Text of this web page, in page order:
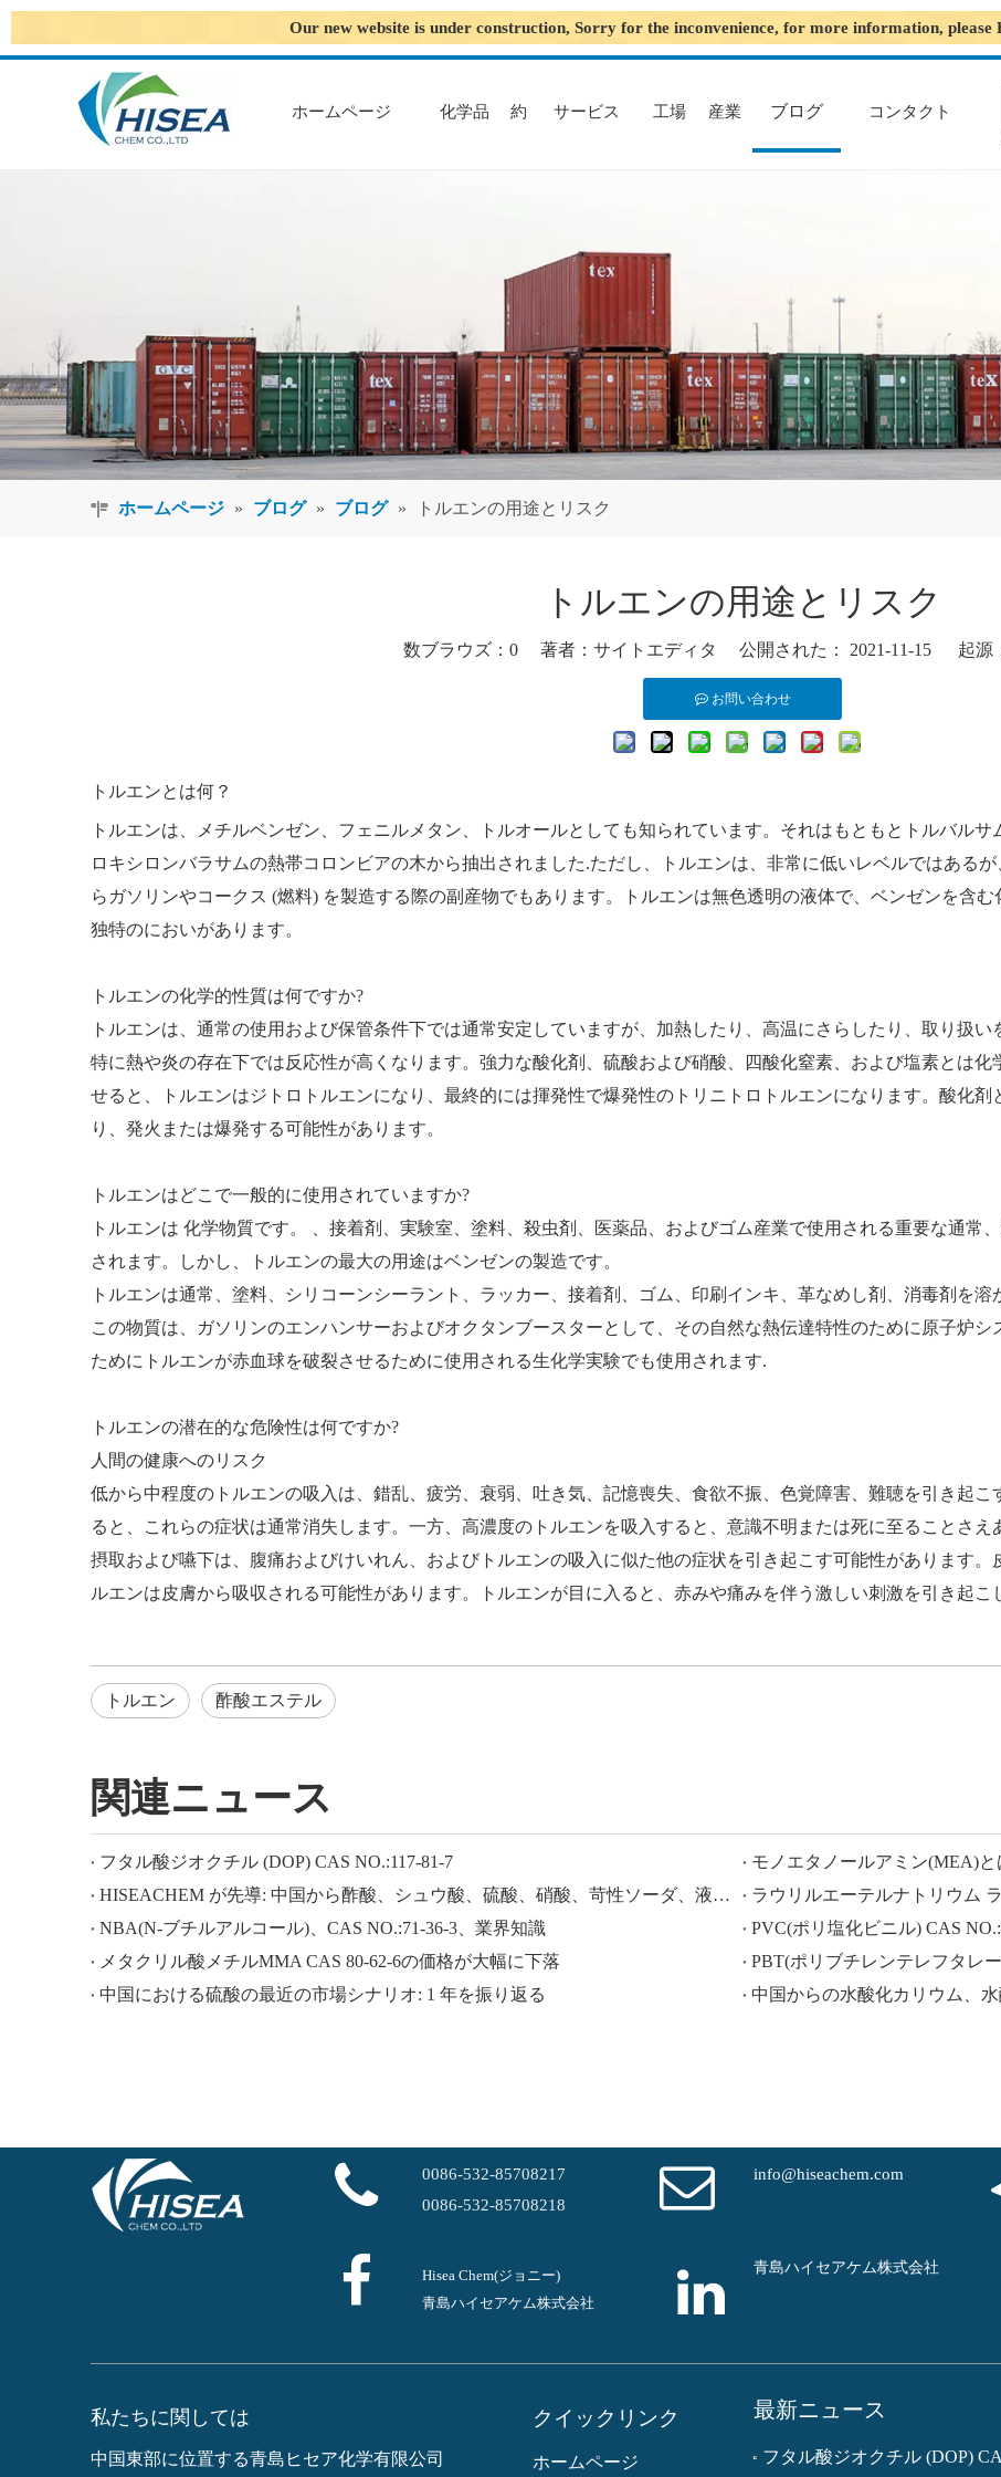
Our new website is under construction, Sorry for the inconvenience, for more information, please
ホームページ 化学品 約 サービス 工場 産業 ブログ コンタクト
ホームページ » ブログ » ブログ » トルエンの用途とリスク
トルエンの用途とリスク
数ブラウズ： 0 著者：サイトエディタ 公開された： 2021-11-15 起源
お問い合わせ
トルエンとは何？
トルエンは、メチルベンゼン、フェニルメタン、トルオールとしても知られています。それはもともとトルバル
ロキシロンバラサムの熱帯コロンビアの木から抽出されました.ただし、トルエンは、非常に低いレベルではある
らガソリンやコークス (燃料) を製造する際の副産物でもあります。トルエンは無色透明の液体で、ベンゼンを含
独特のにおいがあります。
トルエンの化学的性質は何ですか?
トルエンは、通常の使用および保管条件下では通常安定していますが、加熱したり、高温にさらしたり、取り扱い
特に熱や炎の存在下では反応性が高くなります。強力な酸化剤、硫酸および硝酸、四酸化窒素、および塩素とは
せると、トルエンはジトロトルエンになり、最終的には揮発性で爆発性のトリニトロトルエンになります。酸化
り、発火または爆発する可能性があります。
トルエンはどこで一般的に使用されていますか?
トルエンは 化学物質です。
、接着剤、実験室、塗料、殺虫剤、医薬品、およびゴム産業で使用される重要な通常
されます。しかし、トルエンの最大の用途はベンゼンの製造です。
トルエンは通常、塗料、シリコーンシーラント、ラッカー、接着剤、ゴム、印刷インキ、革なめし剤、消毒剤を溶
この物質は、ガソリンのエンハンサーおよびオクタンブースターとして、その自然な熱伝達特性のために原子炉
ためにトルエンが赤血球を破裂させるために使用される生化学実験でも使用されます.
トルエンの潜在的な危険性は何ですか?
人間の健康へのリスク
低から中程度のトルエンの吸入は、錯乱、疲労、衰弱、吐き気、記憶喪失、食欲不振、色覚障害、難聴を引き起
ると、これらの症状は通常消失します。一方、高濃度のトルエンを吸入すると、意識不明または死に至ることさえ
摂取および嚥下は、腹痛およびけいれん、およびトルエンの吸入に似た他の症状を引き起こす可能性があります
ルエンは皮膚から吸収される可能性があります。トルエンが目に入ると、赤みや痛みを伴う激しい刺激を引き起こ
トルエン 酢酸エステル
関連ニュース
フタル酸ジオクチル (DOP) CAS NO.:117-81-7
モノエタノールアミン(MEA)と
HISEACHEM が先導: 中国から酢酸、シュウ酸、硫酸、硝酸、苛性ソーダ、液体アルカリ、メタ重亜硫酸ナトリウムの輸出で最近成功
NBA(N-ブチルアルコール)、CAS NO.:71-36-3、業界知識
PVC(ポリ塩化ビニル) CAS
メタクリル酸メチルMMA CAS 80-62-6の価格が大幅に下落
PBT(ポリブチレンテレフタレ
中国における硫酸の最近の市場シナリオ: 1 年を振り返る
0086-532-85708217
0086-532-85708218
info@hiseachem.com
Hisea Chem(ジョニー)
青島ハイセアケム株式会社
青島ハイセアケム株式会社
私たちに関しては
中国東部に位置する青島ヒセア化学有限公司
クイックリンク
ホームページ
最新ニュース